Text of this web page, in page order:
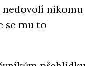
nedovolí nikomu
se mu to